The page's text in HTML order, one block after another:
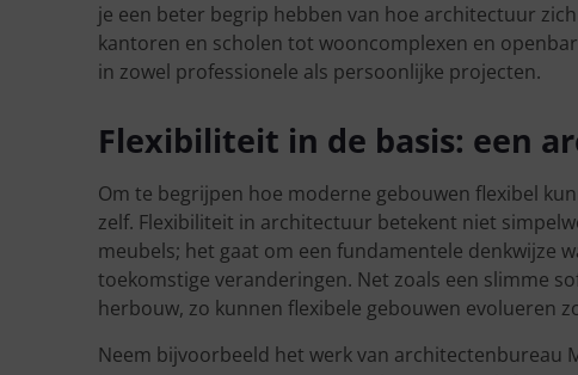
je een beter begrip hebben van hoe architectuur
kantoren en scholen tot wooncomplexen en
in zowel professionele als persoonlijke projecten.
Flexibiliteit in de basis: een
Om te begrijpen hoe moderne gebouwen flexibel
zelf. Flexibiliteit in architectuur betekent niet
meubels; het gaat om een fundamentele denkwijze
toekomstige veranderingen. Net zoals een slimme
herbouw, zo kunnen flexibele gebouwen evolueren
Neem bijvoorbeeld het werk van architectenbureau